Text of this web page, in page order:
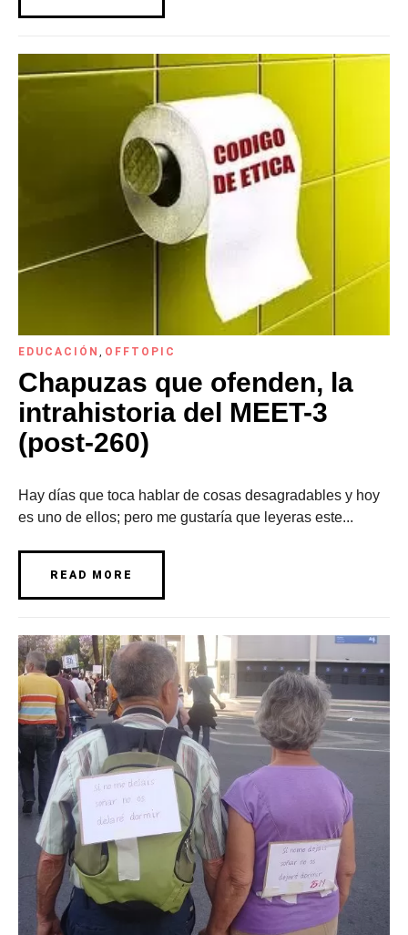
EDUCACIÓN OFFTOPIC
Chapuzas que ofenden, la
intrahistoria del MEET-3
(post-260)
Hay días que toca hablar de cosas desagradables y hoy
es uno de ellos; pero me gustaría que leyeras este...
READ MORE